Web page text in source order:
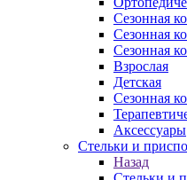
Сезонная
Сезонная
Сезонная
Взрослая
Детская
Сезонная
Аксессуары
Стельки и
Назад